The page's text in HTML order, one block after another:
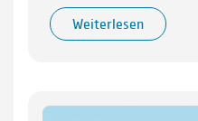
Weiterlesen